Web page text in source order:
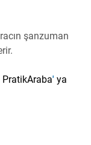
şanzuman
PratikAraba' ya